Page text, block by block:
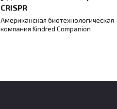
CRISPR
Американская биотехнологическая
компания Kindred Companion